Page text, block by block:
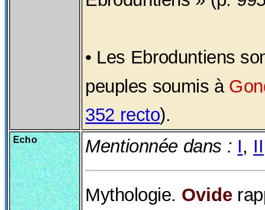
• Les Ebroduntiens
peuples soumis à
352 recto).
Echo Mentionnée dans : I, II
Mythologie. Ovide